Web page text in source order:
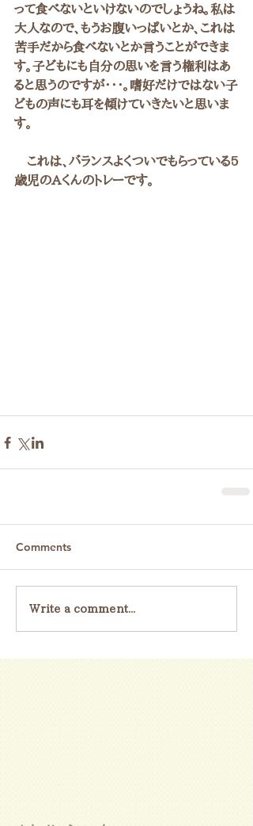
って食べないといけないのでしょうね。私は
大人なので、もうお腹いっぱいとか、これは
苦手だから食べないとか言うことができま
す。子どもにも自分の思いを言う権利はあ
ると思うのですが・・・。嗜好だけではない子
どもの声にも耳を傾けていきたいと思いま
す。
これは、バランスよくついでもらっている5
歳児のAくんのトレーです。
Comments
Write a comment...